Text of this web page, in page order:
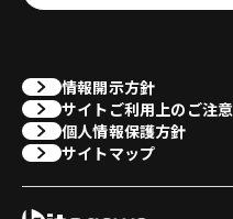
情報開示方針
サイトご利用上のご注意
個人情報保護方針
サイトマップ